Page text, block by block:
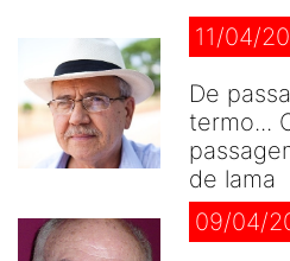
11/04/
De
termo...
de lama
09/04/